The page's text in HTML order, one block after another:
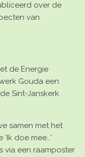
over de
van
de Energie
Gouda een
Sint-Janskerk
samen met het
doe mee…’
via een raamposter